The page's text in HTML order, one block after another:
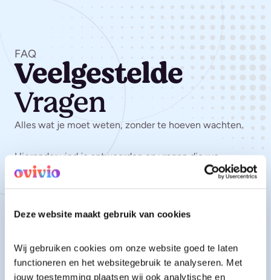
Deze website maakt gebruik van cookies
Wij gebruiken cookies om onze website goed te laten
functioneren en het websitegebruik te analyseren. Met
jouw toestemming plaatsen wij ook analytische en
FAQ
Veelgestelde
Vragen
Alles wat je moet weten, zonder te hoeven wachten.
Hieronder vind je antwoorden op vragen die we
dagelijks krijgen.
Wat is het klantportaal?